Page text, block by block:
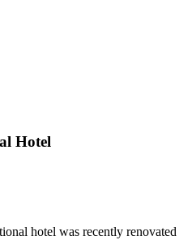
Hotel
hotel was recently renovated